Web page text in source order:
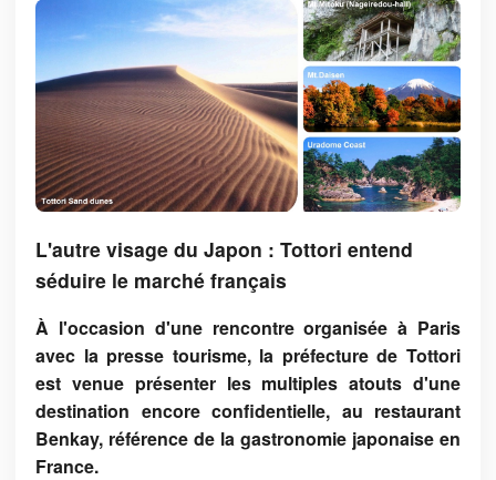
L'autre visage du Japon : Tottori entend
séduire le marché français
À l'occasion d'une rencontre organisée à Paris
avec la presse tourisme, la préfecture de Tottori
est venue présenter les multiples atouts d'une
destination encore confidentielle, au restaurant
Benkay, référence de la gastronomie japonaise en
France.